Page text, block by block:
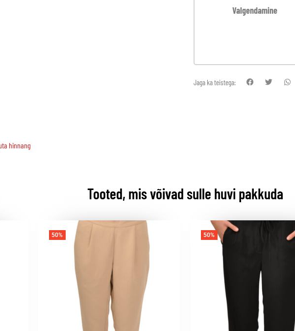
Valgendamine
Jaga ka teistega:
hinnang
Tooted, mis võivad sulle huvi pakkuda
50% 50%